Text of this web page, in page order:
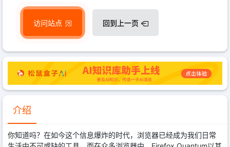
访问站点 回到上一页
介绍
你知道吗？在如今这个信息爆炸的时代，浏览器已经成为我们日常